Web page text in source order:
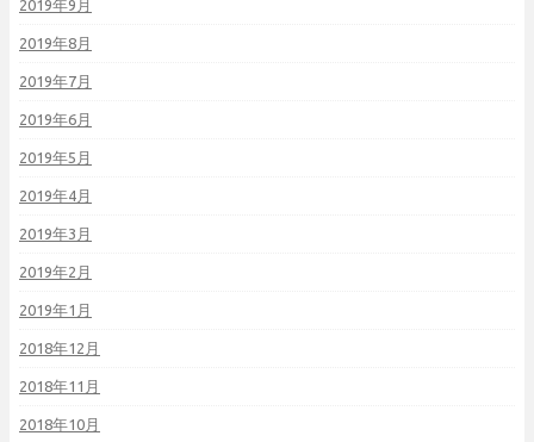
2019年9月
2019年8月
2019年7月
2019年6月
2019年5月
2019年4月
2019年3月
2019年2月
2019年1月
2018年12月
2018年11月
2018年10月